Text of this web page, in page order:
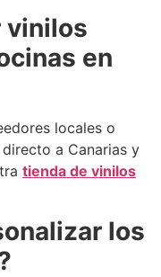
vinilos
en
locales o
a Canarias y
tienda de vinilos
los